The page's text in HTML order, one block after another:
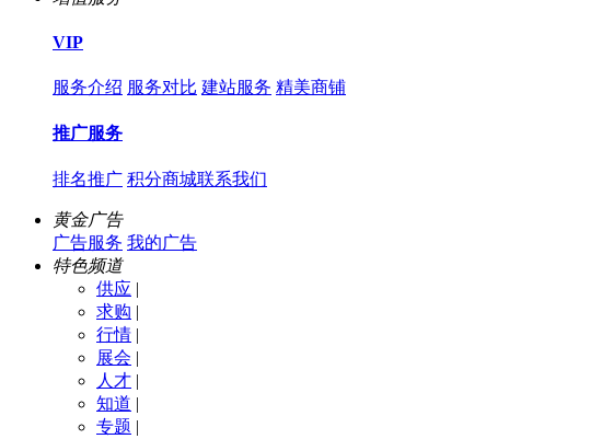
VIP
服务介绍 服务对比 建站服务 精美商铺
推广服务
排名推广 积分商城联系我们
黄金广告
广告服务 我的广告
特色频道
供应 |
求购 |
行情 |
展会 |
人才 |
知道 |
专题 |